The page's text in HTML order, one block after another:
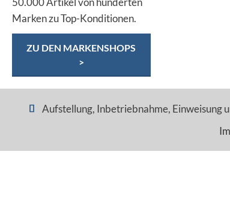
Marken zu Top-Konditionen.
ZU DEN MARKENSHOPS
>
Aufstellung, Inbetriebnahme, Einweisung